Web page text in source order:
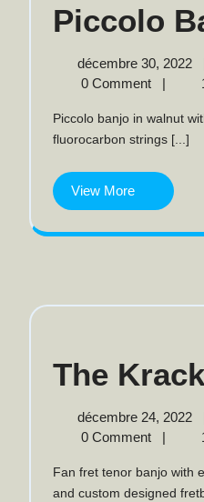
Piccolo
décembre 30, 2022
0 Comment
|
Piccolo banjo in walnut with brass hardware and
fluorocarbon strings [...]
View More
View
More
The
décembre 24, 2022
0 Comment
|
Fan fret tenor banjo with engraved kracken inlay,
and custom designed